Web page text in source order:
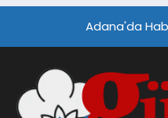
Adana'da